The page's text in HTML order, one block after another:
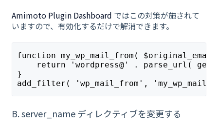
Amimoto Plugin Dashboard ではこの対策が施されて
いますので、有効化するだけで解消できます。
function my_wp_mail_from(
return 'wordpress@' . parse_url(
}
add_filter( 'wp_mail_from',
B. server_name ディレクティブを変更する